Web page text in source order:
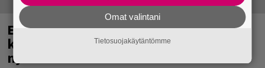
Eppu Normaali soitti viimeisen
konserttinsa koskaan – Yle Areenassa
nyt dokumentti bändistä
Omat valintani
Tietosuojakäytäntömme